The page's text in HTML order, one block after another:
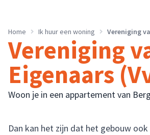
Home Ik huur een woning Vereniging
Vereniging
Eigenaars
Woon je in een appartement van
Dan kan het zijn dat het gebouw ook